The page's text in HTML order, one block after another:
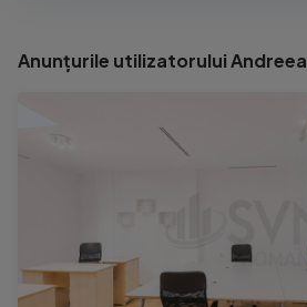
Anunțurile utilizatorului